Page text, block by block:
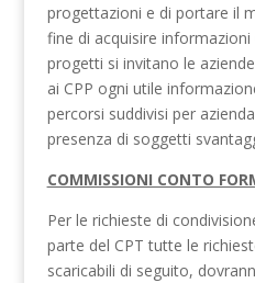
progettazioni e di portare il
fine di acquisire informazioni
progetti si invitano le
ai CPP ogni utile
percorsi suddivisi per
presenza di soggetti
COMMISSIONI CONTO
Per le richieste di
parte del CPT tutte le
scaricabili di seguito,